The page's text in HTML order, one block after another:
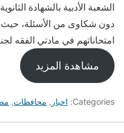
الشعبة الأدبية بالشهادة
دون شكاوى من الأسئلة، حيث
امتحاناتهم في مادتي الفقه
مشاهدة المزيد
Categories: اخبار , محافظات,